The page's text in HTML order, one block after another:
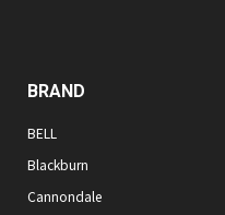
BRAND
BELL
Blackburn
Cannondale